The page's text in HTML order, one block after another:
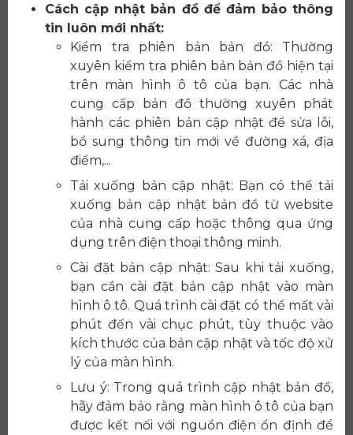
Cách cập nhật bản đồ để đảm bảo thông
tin luôn mới nhất:
Kiểm tra phiên bản bản đồ: Thường
xuyên kiểm tra phiên bản bản đồ hiện tại
trên màn hình ô tô của bạn. Các nhà
cung cấp bản đồ thường xuyên phát
hành các phiên bản cập nhật để sửa lỗi,
bổ sung thông tin mới về đường xá, địa
điểm,...
Tải xuống bản cập nhật: Bạn có thể tải
xuống bản cập nhật bản đồ từ website
của nhà cung cấp hoặc thông qua ứng
dụng trên điện thoại thông minh.
Cài đặt bản cập nhật: Sau khi tải xuống,
bạn cần cài đặt bản cập nhật vào màn
hình ô tô. Quá trình cài đặt có thể mất vài
phút đến vài chục phút, tùy thuộc vào
kích thước của bản cập nhật và tốc độ xử
lý của màn hình.
Lưu ý: Trong quá trình cập nhật bản đồ,
hãy đảm bảo rằng màn hình ô tô của bạn
được kết nối với nguồn điện ổn định để